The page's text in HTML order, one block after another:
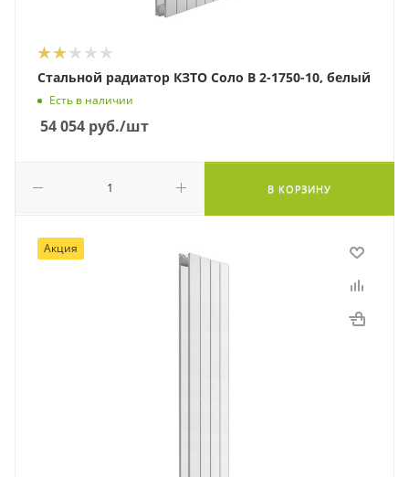
Стальной радиатор КЗТО Соло В 2-1750-10, белый
Есть в наличии
54 054 руб./шт
В КОРЗИНУ
Акция